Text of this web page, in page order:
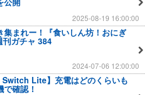
2025-08-19 16:00:00
集まれー！『食いしん坊！おにぎ
刊ガチャ 384
2024-07-06 12:00:00
Switch Lite】充電はどのくらいも
確認！